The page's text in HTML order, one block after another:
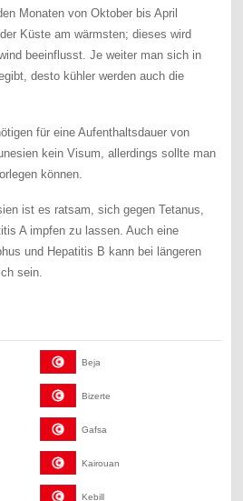
Monaten von Oktober bis April
Küste am wärmsten; dieses wird
beeinflusst. Je weiter man sich in
desto kühler werden auch die
für eine Aufenthaltsdauer von
kein Visum, allerdings sollte man
können.
ist es ratsam, sich gegen Tetanus,
A impfen zu lassen. Auch eine
und Hepatitis B kann bei längeren
sein.
Beja
Bizerte
Gafsa
Kairouan
Kebill